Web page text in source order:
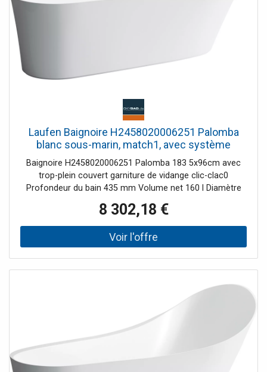
Laufen Baignoire H2458020006251 Palomba
blanc sous-marin, match1, avec système
balnéo
Baignoire H2458020006251 Palomba 183 5x96cm avec
trop-plein couvert garniture de vidange clic-clac0
Profondeur du bain 435 mm Volume net 160 l Diamètre
8 302,18 €